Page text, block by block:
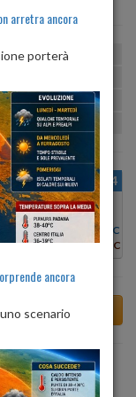
U:
U:76% 77%
U:84%
GIO 13
Min:22°C
Max:30°C
VEN 14
22°C
Max:30°C
arretra ancora
porterà
ancora
scenario